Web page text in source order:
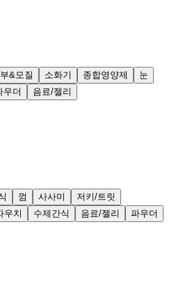
&모질 소화기 종합영양제
눈
우더 음료/젤리
껌 사사미
저키/트릿
우치 수제간식 음료/젤리 파우더